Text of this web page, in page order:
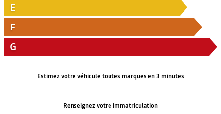
E
F
G
Estimez votre véhicule toutes marques en 3 minutes
Renseignez votre immatriculation